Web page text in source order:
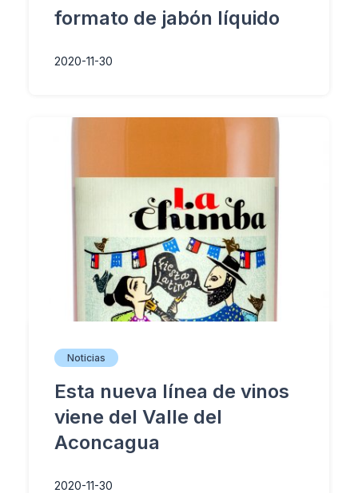
formato de jabón líquido
2020-11-30
Noticias
Esta nueva línea de vinos
viene del Valle del
Aconcagua
2020-11-30